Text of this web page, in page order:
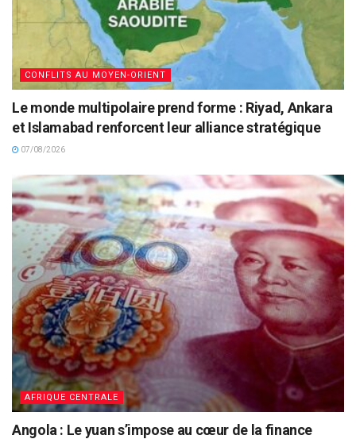
CONFLITS AU MOYEN-ORIENT
Le monde multipolaire prend forme : Riyad, Ankara
et Islamabad renforcent leur alliance stratégique
07/08/2026
AFRIQUE CENTRALE
Angola : Le yuan s’impose au cœur de la finance